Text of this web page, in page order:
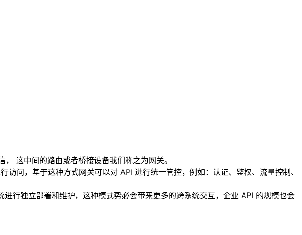
这中间的路由或者桥接设备我们称之为网关。
问，基于这种方式网关可以对 API 进行统一管控，例如：认证、鉴权、流量控制、
行独立部署和维护，这种模式势必会带来更多的跨系统交互，企业 API 的规模也会